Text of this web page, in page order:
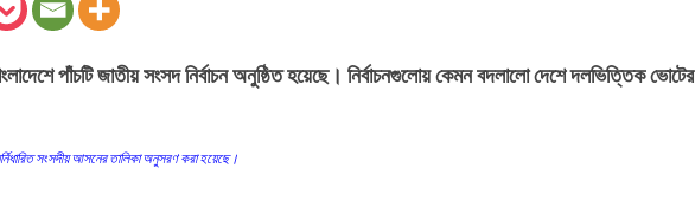
পাঁচটি জাতীয় সংসদ নির্বাচন অনুষ্ঠিত হয়েছে। নির্বাচনগুলোয় কেমন বদলালো দেশে দলভিত্তিক ভোটের
সংসদীয় আসনের তালিকা অনুসরণ করা হয়েছে।